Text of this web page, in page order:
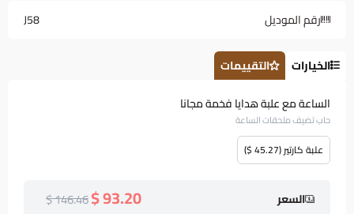
رقم الموديل J58
الخيارات
التقييمات
الساعة مع علبة هدايا فخمة مجانا
حاب تضيف ملحقات الساعة
علبة كارتير (45.27 $)
السعر 93.20 $
146.46 $